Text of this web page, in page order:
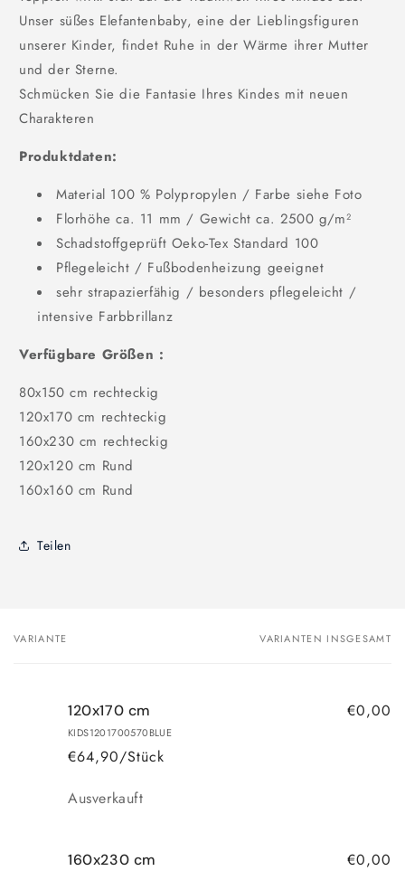
Unser süßes Elefantenbaby, eine der Lieblingsfiguren
unserer Kinder, findet Ruhe in der Wärme ihrer Mutter
und der Sterne.
Schmücken Sie die Fantasie Ihres Kindes mit neuen
Charakteren
Produktdaten:
Material 100 % Polypropylen / Farbe siehe Foto
Florhöhe ca. 11 mm / Gewicht ca. 2500 g/m²
Schadstoffgeprüft Oeko-Tex Standard 100
Pflegeleicht / Fußbodenheizung geeignet
sehr strapazierfähig / besonders pflegeleicht /
intensive Farbbrillanz
Verfügbare Größen :
80x150 cm rechteckig
120x170 cm rechteckig
160x230 cm rechteckig
120x120 cm Rund
160x160 cm Rund
Teilen
Dein
VARIANTE VARIANTEN INSGESAMT
120x170 cm
KIDS1201700570BLUE
€64,90/Stück
€0,00
Anzahl
Ausverkauft
160x230 cm €0,00